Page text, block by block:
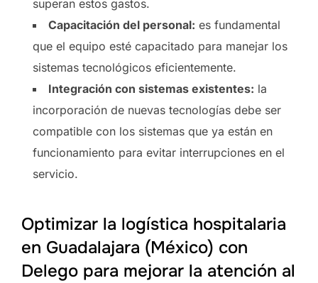
superan estos gastos.
Capacitación del personal: es fundamental
que el equipo esté capacitado para manejar los
sistemas tecnológicos eficientemente.
Integración con sistemas existentes: la
incorporación de nuevas tecnologías debe ser
compatible con los sistemas que ya están en
funcionamiento para evitar interrupciones en el
servicio.
Optimizar la logística hospitalaria
en Guadalajara (México) con
Delego para mejorar la atención al